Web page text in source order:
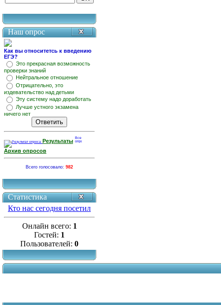
Наш опрос
Как вы относитетсь к введению
ЕГЭ?
Это прекрасная возможность
проверки знаний
Нейтральное отношение
Отрицательно, это
издевательство над детьми
Эту систему надо доработать
Лучше устного экзамена
ничего нет
Результаты
Архив опросов
Всего голосовало: 982
Статистика
Кто нас сегодня посетил
Онлайн всего: 1
Гостей: 1
Пользователей: 0